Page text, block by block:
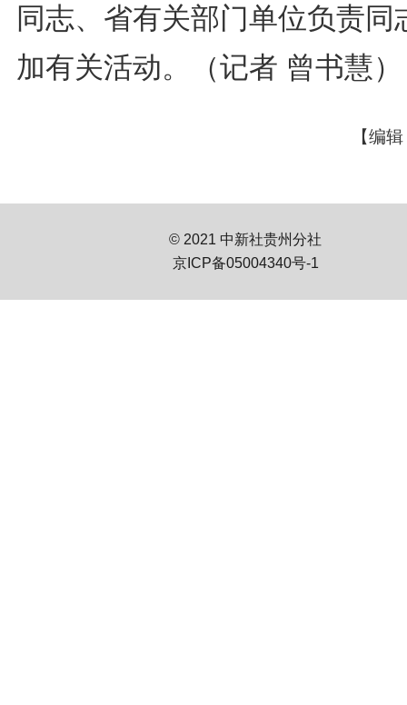
同志、省有关部门单位负责同
加有关活动。（记者 曾书慧）
【编
© 2021 中新社贵州分社
京ICP备05004340号-1